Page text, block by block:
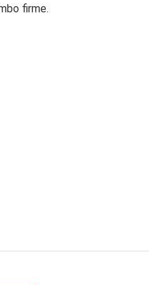
firme.